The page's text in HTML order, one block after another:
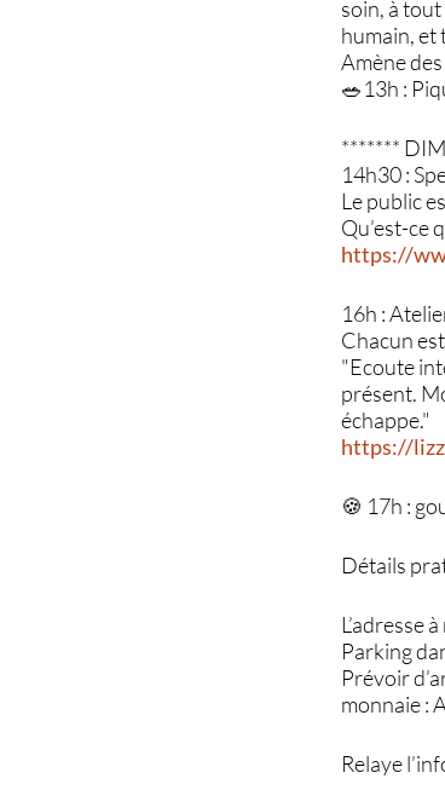
soin, à
humain, et
Amène
🥗13h :
*******
14h30 :
Le public
Qu’est-ce
https://
16h :
Chacun
"Ecoute
présent.
échappe."
https://
🍪 17h :
Détails
L’adresse
Parking
Prévoir
monnaie :
Relaye